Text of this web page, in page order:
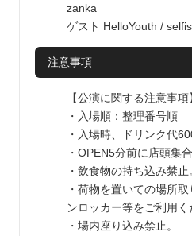
zanka
ゲスト HelloYouth /
注意事項
【公演に関する注意事項
・入場順：整理番号順
・入場時、ドリンク代
・OPEN5分前に店頭集
・飲食物の持ち込み禁止
・荷物を置いての場所
ンロッカー等をご利用く
・場内座り込み禁止。